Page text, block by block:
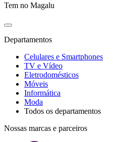
Tem no Magalu
Departamentos
Celulares e Smartphones
TV e Vídeo
Eletrodomésticos
Móveis
Informática
Moda
Todos os departamentos
Nossas marcas e parceiros